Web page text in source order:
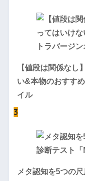
【値段は関係なし
い&本物のおすす
イル
3
メタ認知を5つの